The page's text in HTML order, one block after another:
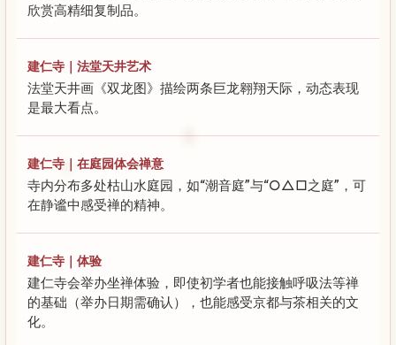
欣赏高精细复制品。
建仁寺｜法堂天井艺术
法堂天井画《双龙图》描绘两条巨龙翱翔天际，动态表现
是最大看点。
建仁寺｜在庭园体会禅意
寺内分布多处枯山水庭园，如“潮音庭”与“○△□之庭”，可
在静谧中感受禅的精神。
建仁寺｜体验
建仁寺会举办坐禅体验，即使初学者也能接触呼吸法等禅
的基础（举办日期需确认），也能感受京都与茶相关的文
化。